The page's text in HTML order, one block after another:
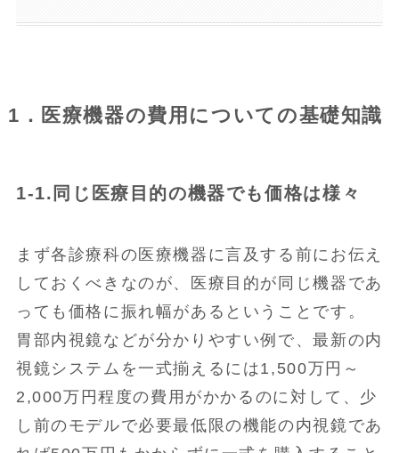
1．医療機器の費用についての基礎知識
1-1.同じ医療目的の機器でも価格は様々
まず各診療科の医療機器に言及する前にお伝え
しておくべきなのが、医療目的が同じ機器であ
っても価格に振れ幅があるということです。
胃部内視鏡などが分かりやすい例で、最新の内
視鏡システムを一式揃えるには1,500万円～
2,000万円程度の費用がかかるのに対して、少
し前のモデルで必要最低限の機能の内視鏡であ